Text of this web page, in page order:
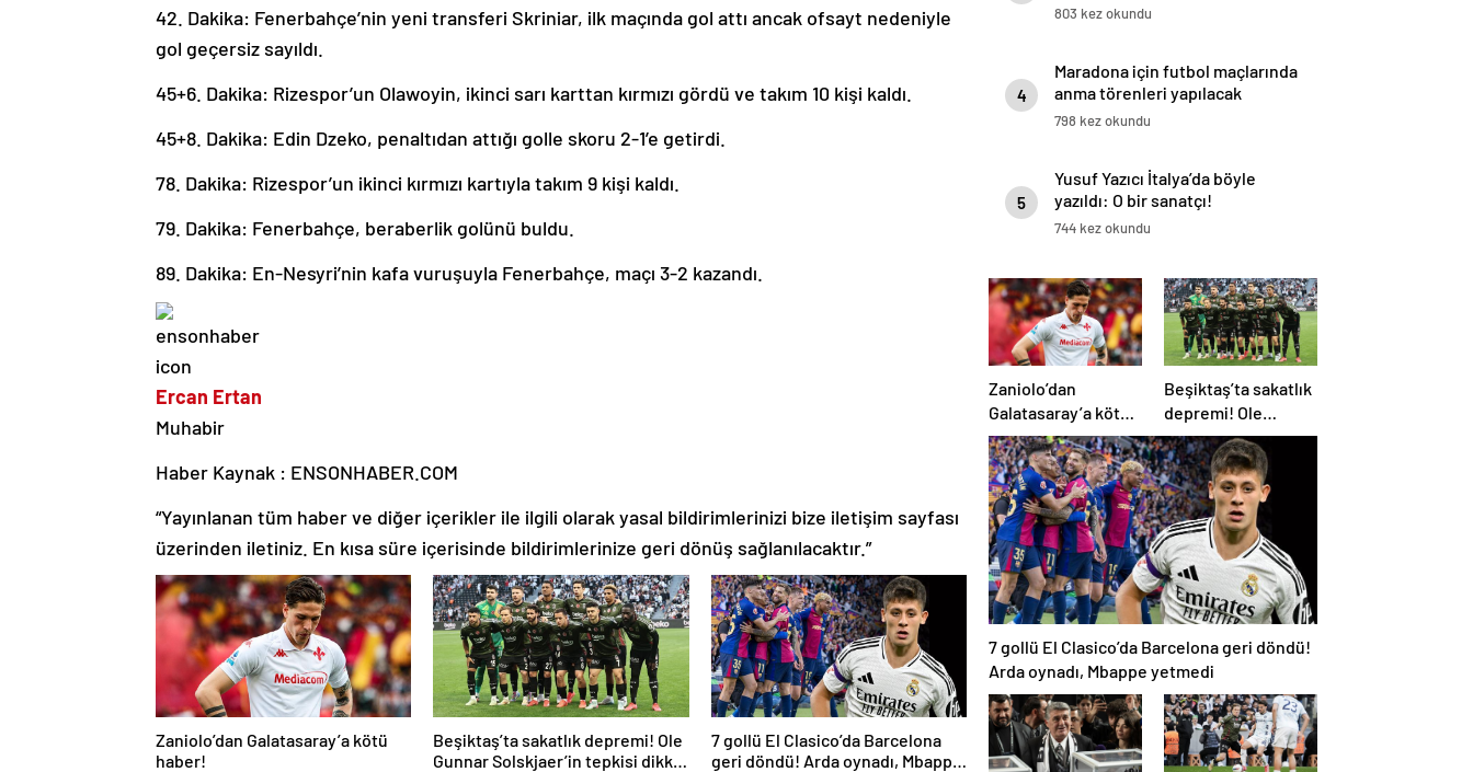
42. Dakika: Fenerbahçe’nin yeni transferi Skriniar, ilk maçında gol attı ancak ofsayt nedeniyle
gol geçersiz sayıldı.
45+6. Dakika: Rizespor’un Olawoyin, ikinci sarı karttan kırmızı gördü ve takım 10 kişi kaldı.
45+8. Dakika: Edin Dzeko, penaltıdan attığı golle skoru 2-1’e getirdi.
78. Dakika: Rizespor’un ikinci kırmızı kartıyla takım 9 kişi kaldı.
79. Dakika: Fenerbahçe, beraberlik golünü buldu.
89. Dakika: En-Nesyri’nin kafa vuruşuyla Fenerbahçe, maçı 3-2 kazandı.
Ercan Ertan
Muhabir
Haber Kaynak : ENSONHABER.COM
“Yayınlanan tüm haber ve diğer içerikler ile ilgili olarak yasal bildirimlerinizi bize iletişim sayfası
üzerinden iletiniz. En kısa süre içerisinde bildirimlerinize geri dönüş sağlanılacaktır.”
Zaniolo’dan Galatasaray’a kötü
haber!
Beşiktaş’ta sakatlık depremi! Ole
Gunnar Solskjaer’in tepkisi dikkat
7 gollü El Clasico’da Barcelona
geri döndü! Arda oynadı, Mbappe
803 kez okundu
4
Maradona için futbol maçlarında
anma törenleri yapılacak
798 kez okundu
5
Yusuf Yazıcı İtalya’da böyle
yazıldı: O bir sanatçı!
744 kez okundu
Zaniolo’dan
Galatasaray’a kötü
haber!
Beşiktaş’ta sakatlık
depremi! Ole
Gunnar Solskjaer’in
tepkisi dikkat çekti
7 gollü El Clasico’da Barcelona geri döndü!
Arda oynadı, Mbappe yetmedi